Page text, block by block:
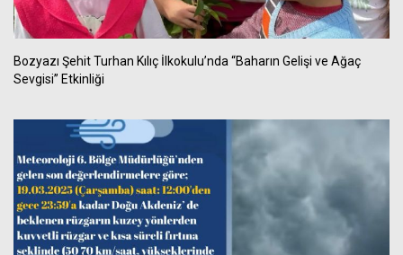
Bozyazı Şehit Turhan Kılıç İlkokulu’nda “Baharın Gelişi ve Ağaç
Sevgisi” Etkinliği